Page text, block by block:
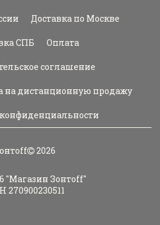
Доставка по Москве
СПБ Оплата
соглашение
на дистанционную продажу
2026
"Магазин Зонтoff"
270900230511